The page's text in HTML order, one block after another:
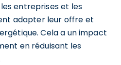
entreprises et les
adapter leur offre et
Cela a un impact
en réduisant les